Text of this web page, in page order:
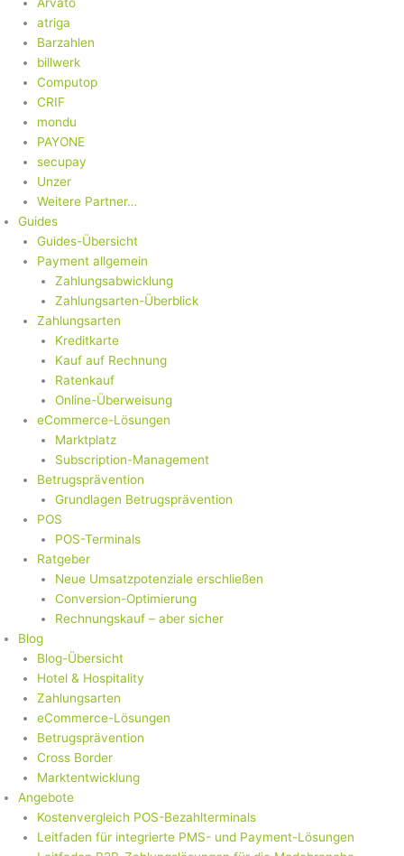
Arvato
atriga
Barzahlen
billwerk
Computop
CRIF
mondu
PAYONE
secupay
Unzer
Weitere Partner…
Guides
Guides-Übersicht
Payment allgemein
Zahlungsabwicklung
Zahlungsarten-Überblick
Zahlungsarten
Kreditkarte
Kauf auf Rechnung
Ratenkauf
Online-Überweisung
eCommerce-Lösungen
Marktplatz
Subscription-Management
Betrugsprävention
Grundlagen Betrugsprävention
POS
POS-Terminals
Ratgeber
Neue Umsatzpotenziale erschließen
Conversion-Optimierung
Rechnungskauf – aber sicher
Blog
Blog-Übersicht
Hotel & Hospitality
Zahlungsarten
eCommerce-Lösungen
Betrugsprävention
Cross Border
Marktentwicklung
Angebote
Kostenvergleich POS-Bezahlterminals
Leitfaden für integrierte PMS- und Payment-Lösungen